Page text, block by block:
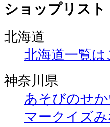
ショップリスト
北海道
北海道一覧は
神奈川県
あそびのせ
マークイズ